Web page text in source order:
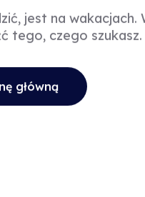
jest na wakacjach.
tego, czego szukasz.
główną